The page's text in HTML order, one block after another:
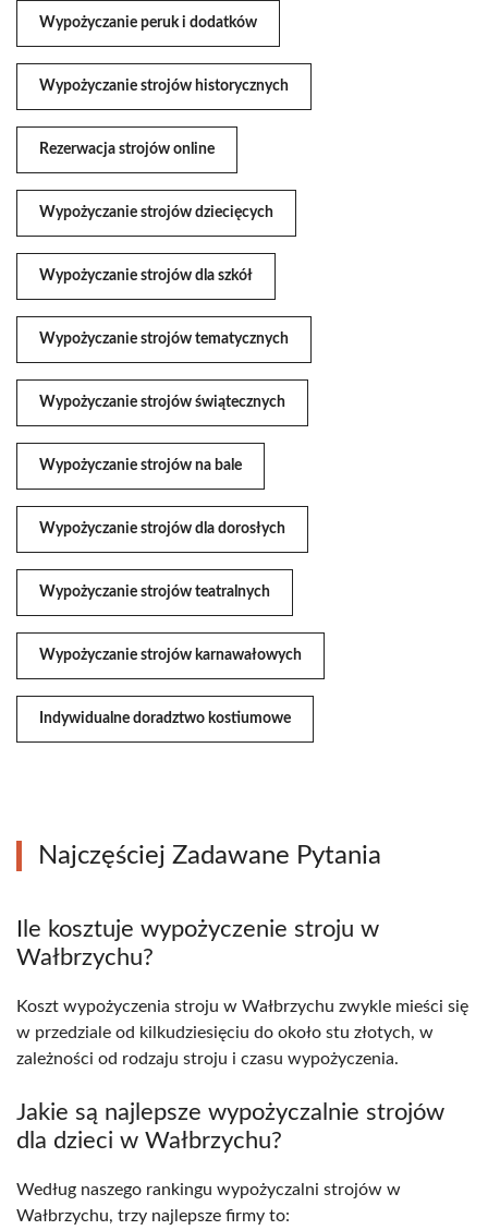
Wypożyczanie peruk i dodatków
Wypożyczanie strojów historycznych
Rezerwacja strojów online
Wypożyczanie strojów dziecięcych
Wypożyczanie strojów dla szkół
Wypożyczanie strojów tematycznych
Wypożyczanie strojów świątecznych
Wypożyczanie strojów na bale
Wypożyczanie strojów dla dorosłych
Wypożyczanie strojów teatralnych
Wypożyczanie strojów karnawałowych
Indywidualne doradztwo kostiumowe
Najczęściej Zadawane Pytania
Ile kosztuje wypożyczenie stroju w
Wałbrzychu?
Koszt wypożyczenia stroju w Wałbrzychu zwykle mieści się
w przedziale od kilkudziesięciu do około stu złotych, w
zależności od rodzaju stroju i czasu wypożyczenia.
Jakie są najlepsze wypożyczalnie strojów
dla dzieci w Wałbrzychu?
Według naszego rankingu wypożyczalni strojów w
Wałbrzychu, trzy najlepsze firmy to: